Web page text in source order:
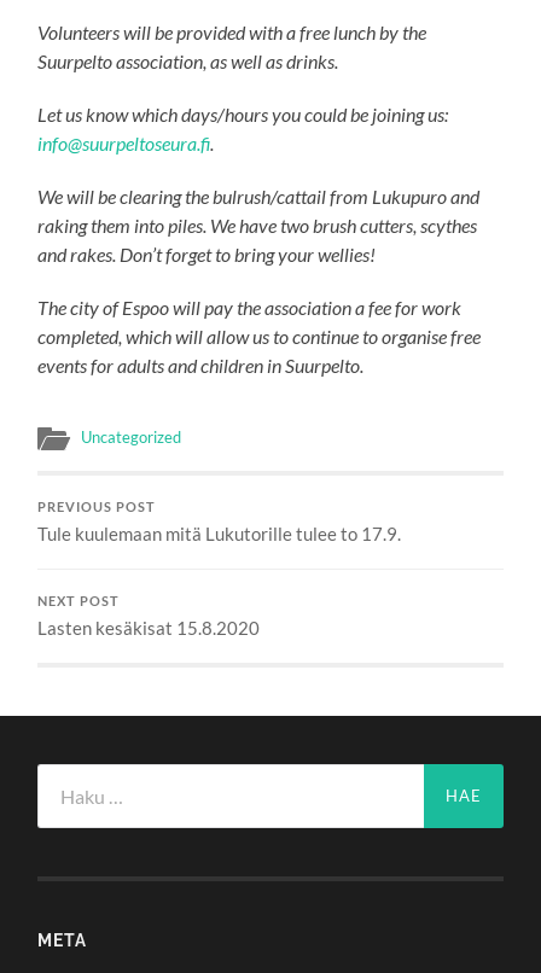
Volunteers will be provided with a free lunch by the
Suurpelto association, as well as drinks.
Let us know which days/hours you could be joining us:
info@suurpeltoseura.fi
We will be clearing the bulrush/cattail from Lukupuro and
raking them into piles. We have two brush cutters, scythes
and rakes. Don’t forget to bring your wellies!
The city of Espoo will pay the association a fee for work
completed, which will allow us to continue to organise free
events for adults and children in Suurpelto.
Uncategorized
PREVIOUS POST
Tule kuulemaan mitä Lukutorille tulee to 17.9.
NEXT POST
Lasten kesäkisat 15.8.2020
META